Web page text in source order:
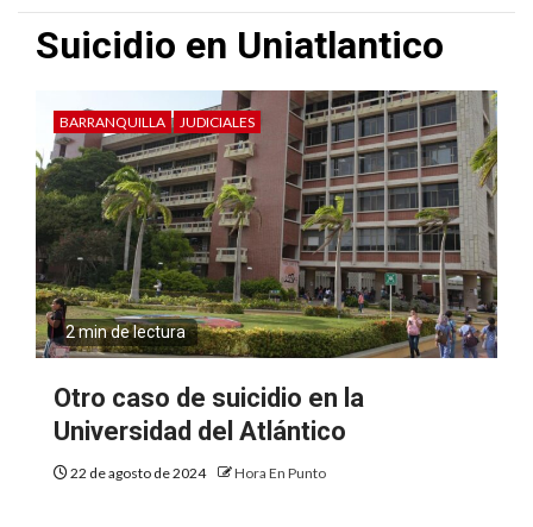
Suicidio en Uniatlantico
BARRANQUILLA JUDICIALES
2 min de lectura
Otro caso de suicidio en la
Universidad del Atlántico
22 de agosto de 2024 Hora En Punto